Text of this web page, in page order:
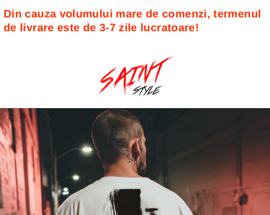
Din cauza volumului mare de comenzi, termenul
de livrare este de 3-7 zile lucratoare!